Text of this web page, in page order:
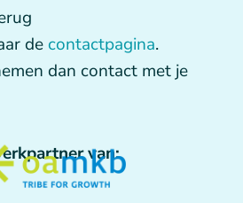
de contactpagina.
dan contact met je
van: